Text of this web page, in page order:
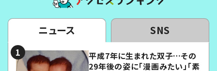
ニュース SNS
平成7年に生まれた双子…その
29年後の姿に「漫画みたい」「素